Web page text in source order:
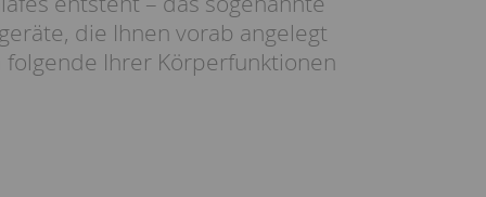
die Ihnen vorab angelegt
Ihrer Körperfunktionen